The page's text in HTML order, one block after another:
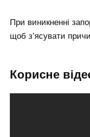
При виникненні
щоб з’ясувати
Корисне